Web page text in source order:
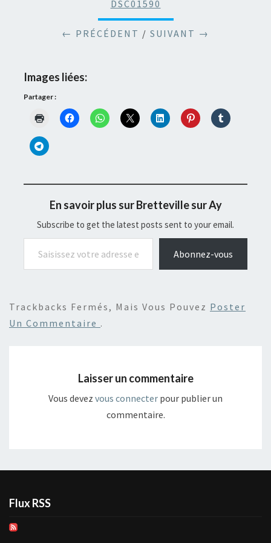
DSC01590
← PRÉCÉDENT / SUIVANT →
Images liées:
Partager :
En savoir plus sur Bretteville sur Ay
Subscribe to get the latest posts sent to your email.
Saisissez votre adresse e-mail…
Abonnez-vous
Trackbacks Fermés, Mais Vous Pouvez Poster
Un Commentaire .
Laisser un commentaire
Vous devez vous connecter pour publier un
commentaire.
Flux RSS